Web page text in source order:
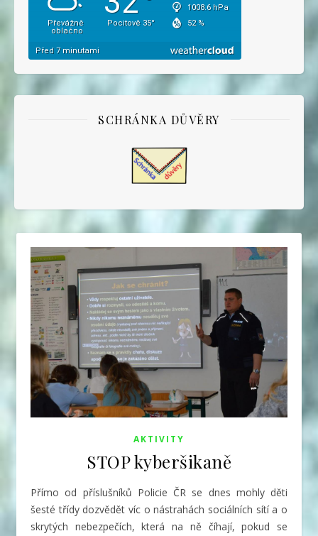
SCHRÁNKA DŮVĚRY
AKTIVITY
STOP kyberšikaně
Přímo od příslušníků Policie ČR se dnes mohly děti
šesté třídydozvědět víc o nástrahách sociálních sítí a o
skrytých nebezpečích, která na ně číhají, pokud se